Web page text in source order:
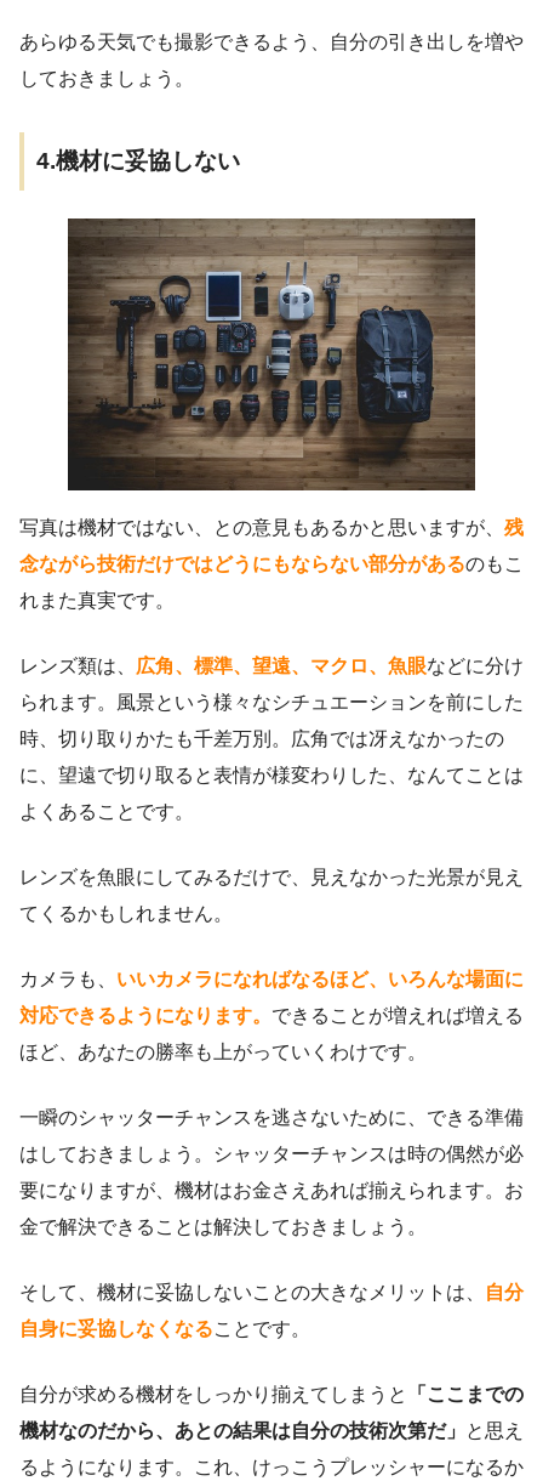
あらゆる天気でも撮影できるよう、自分の引き出しを増や
しておきましょう。
4.機材に妥協しない
写真は機材ではない、との意見もあるかと思いますが、 残
念ながら技術だけではどうにもならない部分があるのもこ
れまた真実です。
レンズ類は、 広角、標準、望遠、マクロ、魚眼などに分け
られます。風景という様々なシチュエーションを前にした
時、切り取りかたも千差万別。広角では冴えなかったの
に、望遠で切り取ると表情が様変わりした、なんてことは
よくあることです。
レンズを魚眼にしてみるだけで、見えなかった光景が見え
てくるかもしれません。
カメラも、 いいカメラになればなるほど、いろんな場面に
対応できるようになります。 できることが増えれば増える
ほど、あなたの勝率も上がっていくわけです。
一瞬のシャッターチャンスを逃さないために、できる準備
はしておきましょう。シャッターチャンスは時の偶然が必
要になりますが、機材はお金さえあれば揃えられます。お
金で解決できることは解決しておきましょう。
そして、機材に妥協しないことの大きなメリットは、
自分
自身に妥協しなくなることです。
自分が求める機材をしっかり揃えてしまうと
「ここまでの
機材なのだから、あとの結果は自分の技術次第だ」 と思え
るようになります。これ、けっこうプレッシャーになるか